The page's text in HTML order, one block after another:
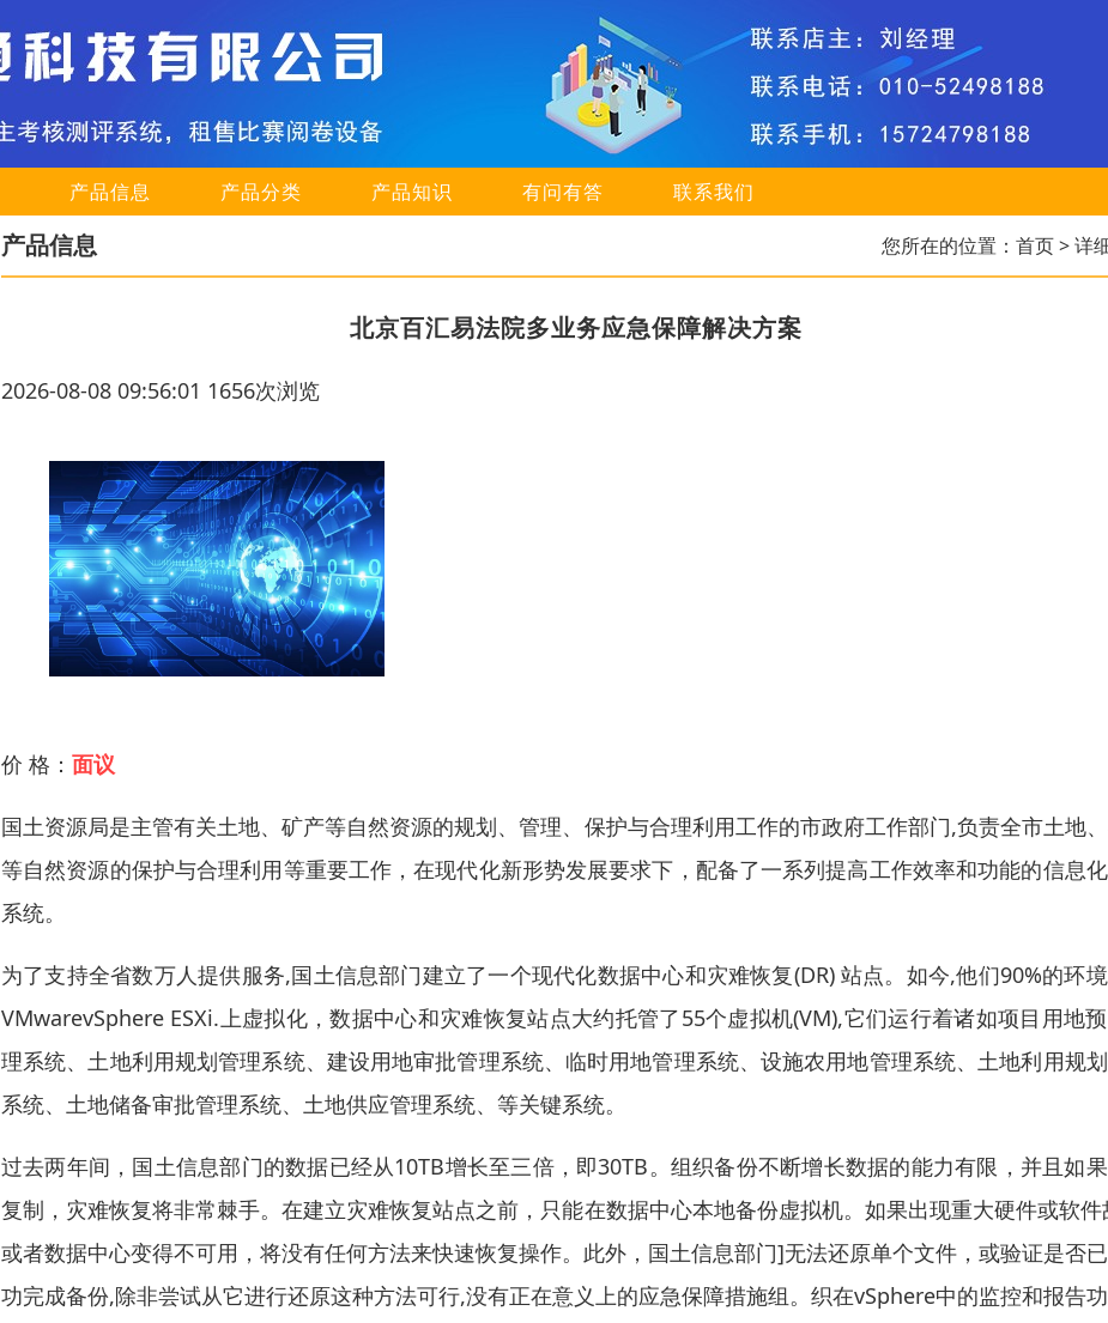
产品信息 产品分类 产品知识 有问有答 联系我们
产品信息 您所在的位置： 首页> 详
北京百汇易法院多业务应急保障解决方案
2026-08-08 09:56:01 1656次浏览
价 格： 面议
国土资源局是主管有关土地、矿产等自然资源的规划、管理、保护与合理利用工作的市政府工作部门,负责全市土地
等自然资源的保护与合理利用等重要工作，在现代化新形势发展要求下，配备了一系列提高工作效率和功能的信息
系统。
为了支持全省数万人提供服务,国土信息部门建立了一个现代化数据中心和灾难恢复(DR) 站点。如今,他们90%的环
VMwarevSphere ESXi.上虚拟化，数据中心和灾难恢复站点大约托管了55个虚拟机(VM),它们运行着诸如项目用地
理系统、土地利用规划管理系统、建设用地审批管理系统、临时用地管理系统、设施农用地管理系统、土地利用规
系统、土地储备审批管理系统、土地供应管理系统、等关键系统。
过去两年间，国土信息部门的数据已经从10TB增长至三倍，即30TB。组织备份不断增长数据的能力有限，并且如
复制，灾难恢复将非常棘手。在建立灾难恢复站点之前，只能在数据中心本地备份虚拟机。如果出现重大硬件或软件
或者数据中心变得不可用，将没有任何方法来快速恢复操作。此外，国土信息部门]无法还原单个文件，或验证是否
功完成备份,除非尝试从它进行还原这种方法可行,没有正在意义上的应急保障措施组。织在vSphere中的监控和报告